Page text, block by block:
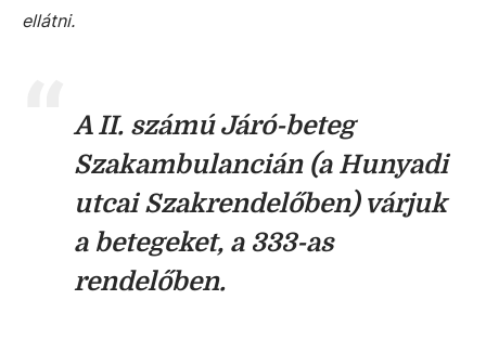
ellátni.
A II. számú Járó-beteg
Szakambulancián (a Hunyadi
utcai Szakrendelőben) várjuk
a betegeket, a 333-as
rendelőben.